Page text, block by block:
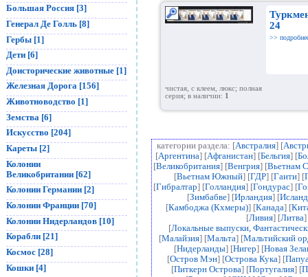
Большая Россия [3]
Генерал Де Голль [8]
Гербы [1]
Дети [6]
Доисторические животные [1]
Железная Дорога [156]
Животноводство [1]
Земства [6]
Искусство [204]
Кареты [2]
Колонии
Великобритании [62]
Колонии Германии [2]
Колонии Франции [70]
Колонии Нидерландов [10]
Корабли [21]
Космос [28]
Кошки [4]
24
>>
чистая, с клеем, люкс; полная
серия; в наличии: 1
категории раздела: [Австралия] [
[Аргентина] [Афганистан] [Бельгия] [
[Великобритания] [Венгрия] [Вьетнам
[Вьетнам Южный] [ГДР] [Гаити] [
[Гибралтар] [Голландия] [Гондурас] [
[Зимбабве] [Ирландия] [
[Камбоджа (Кхмеры)] [Канада] [
[Ливия] [Литва]
[Локальные выпуски,
[Малайзия] [Мальта] [Мальтийский
[Нидерланды] [Нигер] [Новая
[Остров Мэн] [Острова Кука] [
[Питкерн Острова] [Португалия] [